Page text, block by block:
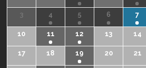
3 4 5 6 7
10 11 12 13 14
17 18 19 20 21